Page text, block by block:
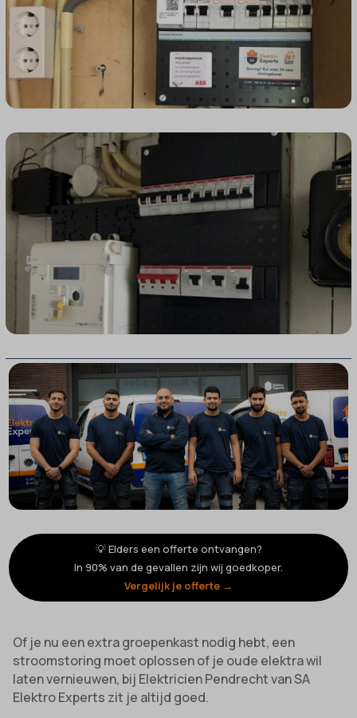
💡 Elders een offerte ontvangen?
In 90% van de gevallen zijn wij goedkoper.
Vergelijk je offerte →
Of je nu een extra groepenkast nodig hebt, een
stroomstoring moet oplossen of je oude elektra wil
laten vernieuwen, bij Elektricien Pendrecht van SA
Elektro Experts zit je altijd goed.